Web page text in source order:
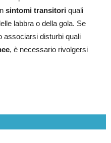
sintomi transitori quali
labbra o della gola. Se
associarsi disturbi quali
, è necessario rivolgersi